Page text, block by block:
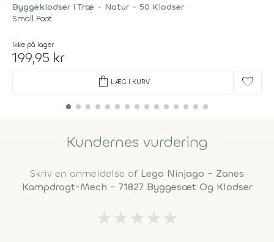
Byggeklodser I Træ - Natur - 50 Klodser
Small Foot
Ikke på lager
199,95 kr
shopping_bag LÆG I KURV favorite
Kundernes vurdering
Skriv en anmeldelse af Lego Ninjago - Zanes
Kampdragt-Mech - 71827 Byggesæt Og Klodser
★ ★ ★ ★ ★